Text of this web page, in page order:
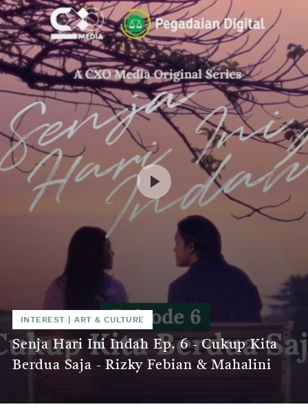
INTEREST |ART & CULTURE
Senja Hari Ini Indah Ep. 6 - Cukup Kita
Berdua Saja - Rizky Febian & Mahalini